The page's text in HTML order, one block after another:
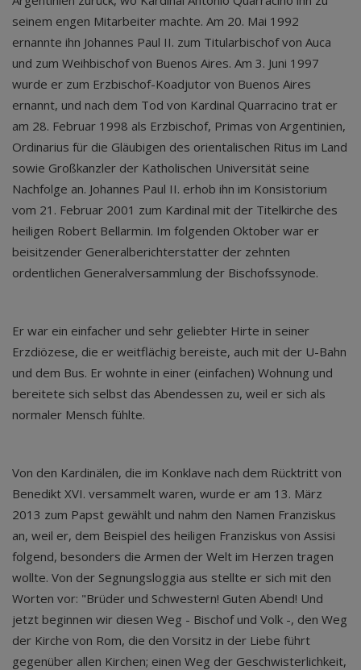
seinem engen Mitarbeiter machte. Am 20. Mai 1992
ernannte ihn Johannes Paul II. zum Titularbischof von Auca
und zum Weihbischof von Buenos Aires. Am 3. Juni 1997
wurde er zum Erzbischof-Koadjutor von Buenos Aires
ernannt, und nach dem Tod von Kardinal Quarracino trat er
am 28. Februar 1998 als Erzbischof, Primas von Argentinien,
Ordinarius für die Gläubigen des orientalischen Ritus im Land
sowie Großkanzler der Katholischen Universität seine
Nachfolge an. Johannes Paul II. erhob ihn im Konsistorium
vom 21. Februar 2001 zum Kardinal mit der Titelkirche des
heiligen Robert Bellarmin. Im folgenden Oktober war er
beisitzender Generalberichterstatter der zehnten
ordentlichen Generalversammlung der Bischofssynode.
Er war ein einfacher und sehr geliebter Hirte in seiner
Erzdiözese, die er weitflächig bereiste, auch mit der U-Bahn
und dem Bus. Er wohnte in einer (einfachen) Wohnung und
bereitete sich selbst das Abendessen zu, weil er sich als
normaler Mensch fühlte.
Von den Kardinälen, die im Konklave nach dem Rücktritt von
Benedikt XVI. versammelt waren, wurde er am 13. März
2013 zum Papst gewählt und nahm den Namen Franziskus
an, weil er, dem Beispiel des heiligen Franziskus von Assisi
folgend, besonders die Armen der Welt im Herzen tragen
wollte. Von der Segnungsloggia aus stellte er sich mit den
Worten vor: "Brüder und Schwestern! Guten Abend! Und
jetzt beginnen wir diesen Weg - Bischof und Volk -, den Weg
der Kirche von Rom, die den Vorsitz in der Liebe führt
gegenüber allen Kirchen; einen Weg der Geschwisterlichkeit,